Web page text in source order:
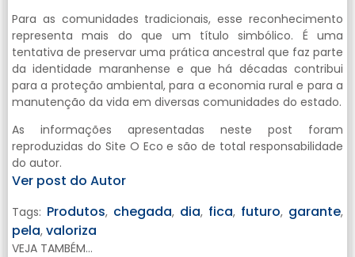
Para as comunidades tradicionais, esse reconhecimento
representa mais do que um título simbólico. É uma
tentativa de preservar uma prática ancestral que faz parte
da identidade maranhense e que há décadas contribui
para a proteção ambiental, para a economia rural e para a
manutenção da vida em diversas comunidades do estado.
As informações apresentadas neste post foram
reproduzidas do Site O Eco e são de total responsabilidade
do autor.
Ver post do Autor
Tags: Produtos, chegada, dia, fica, futuro, garante,
pela, valoriza
VEJA TAMBÉM...